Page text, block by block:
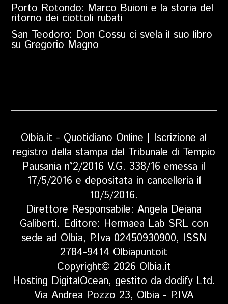
Porto Rotondo: Marco Buioni e la storia del
ritorno dei ciottoli rubati
San Teodoro: Don Cossu ci svela il suo libro
su Gregorio Magno
Olbia.it - Quotidiano Online | Iscrizione al
registro della stampa del Tribunale di Tempio
Pausania n°2/2016 V.G. 338/16 emessa il
17/5/2016 e depositata in cancelleria il
10/5/2016.
Direttore Responsabile: Angela Deiana
Galiberti. Editore: Hermaea Lab SRL con
sede ad Olbia, P.Iva 02450930900, ISSN
2784-9414 Olbiapuntoit
Copyright© 2026 Olbia.it
Hosting DigitalOcean, gestito da dodify Ltd.
Via Andrea Pozzo 23, Olbia - P.IVA